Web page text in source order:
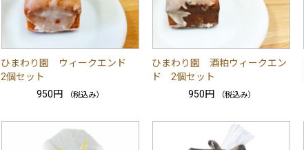
ひまわり園 ウィークエンド
2個セット
950円
（税込み）
ひまわり園 酒粕ウィークエン
ド 2個セット
950円
（税込み）